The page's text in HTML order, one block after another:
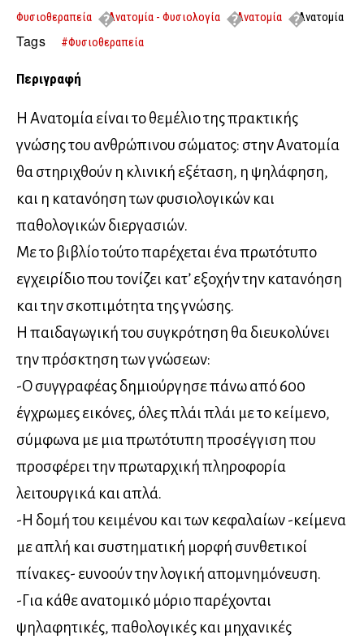
Φυσιοθεραπεία Ανατομία - Φυσιολογία Ανατομία
Ανατομία
του μυοσκελετικού συστήματος τόμος 1 Κάτω μέλος (άκρο) –
Tags #Φυσιοθεραπεία
Περιγραφή
Η Ανατομία είναι το θεμέλιο της πρακτικής
γνώσης του ανθρώπινου σώματος: στην Ανατομία
θα στηριχθούν η κλινική εξέταση, η ψηλάφηση,
και η κατανόηση των φυσιολογικών και
παθολογικών διεργασιών.
Με το βιβλίο τούτο παρέχεται ένα πρωτότυπο
εγχειρίδιο που τονίζει κατ’ εξοχήν την κατανόηση
και την σκοπιμότητα της γνώσης.
Η παιδαγωγική του συγκρότηση θα διευκολύνει
την πρόσκτηση των γνώσεων:
-Ο συγγραφέας δημιούργησε πάνω από 600
έγχρωμες εικόνες, όλες πλάι πλάι με το κείμενο,
σύμφωνα με μια πρωτότυπη προσέγγιση που
προσφέρει την πρωταρχική πληροφορία
λειτουργικά και απλά.
-Η δομή του κειμένου και των κεφαλαίων -κείμενα
με απλή και συστηματική μορφή συνθετικοί
πίνακες- ευνοούν την λογική απομνημόνευση.
-Για κάθε ανατομικό μόριο παρέχονται
ψηλαφητικές, παθολογικές και μηχανικές